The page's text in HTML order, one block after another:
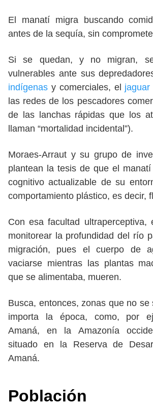
El manatí migra buscando
antes de la sequía, sin
Si se quedan, y no migran,
vulnerables ante sus
indígenas y comerciales, el
las redes de los pescadores
de las lanchas rápidas que los
llaman “mortalidad incidental”).
Moraes-Arraut y su grupo de
plantean la tesis de que el
cognitivo actualizable de su
comportamiento plástico, es decir,
Con esa facultad ultraperceptiva,
monitorear la profundidad del río
migración, pues el cuerpo de
vaciarse mientras las plantas
que se alimentaba, mueren.
Busca, entonces, zonas que no se
importa la época, como, por
Amaná, en la Amazonía
situado en la Reserva de
Amaná.
Población